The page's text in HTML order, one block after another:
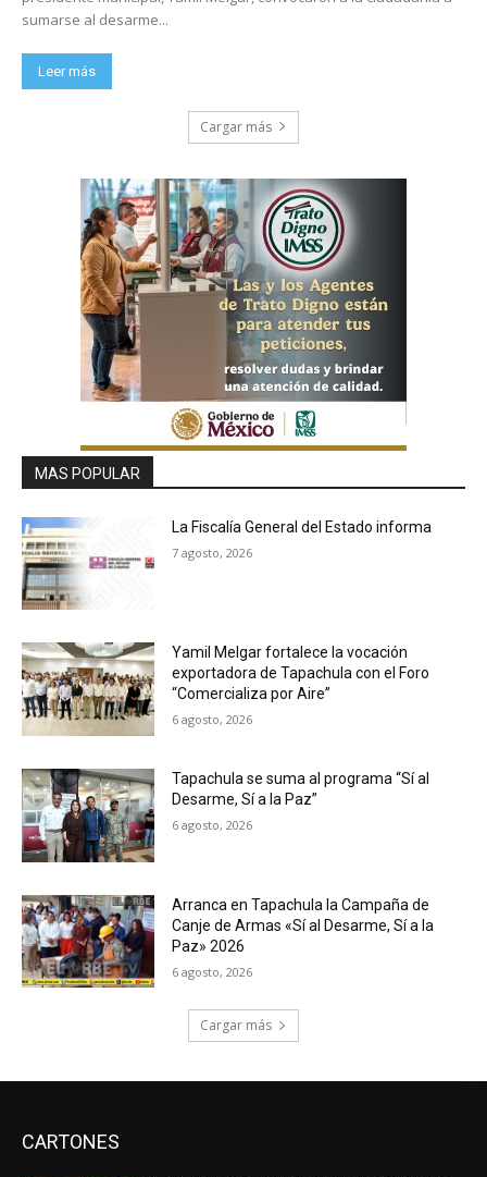
sumarse al desarme...
Leer más
Cargar más
MAS POPULAR
La Fiscalía General del Estado informa
7 agosto, 2026
Yamil Melgar fortalece la vocación
exportadora de Tapachula con el Foro
“Comercializa por Aire”
6 agosto, 2026
Tapachula se suma al programa “Sí al
Desarme, Sí a la Paz”
6 agosto, 2026
Arranca en Tapachula la Campaña de
Canje de Armas «Sí al Desarme, Sí a la
Paz» 2026
6 agosto, 2026
Cargar más
CARTONES